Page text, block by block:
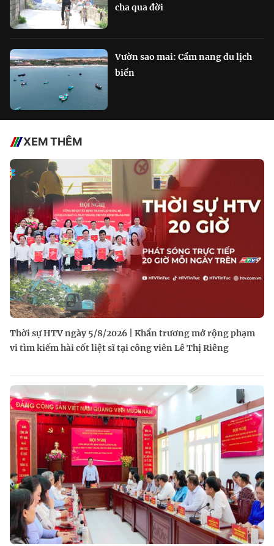
cha qua đời
Vườn sao mai: Cẩm nang du lịch
biển
XEM THÊM
Thời sự HTV ngày 5/8/2026 | Khẩn trương mở rộng phạm
vi tìm kiếm hài cốt liệt sĩ tại công viên Lê Thị Riêng